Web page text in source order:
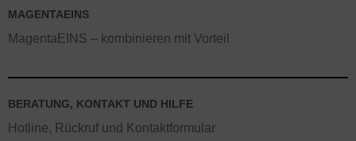
MAGENTAEINS
MagentaEINS – kombinieren mit Vorteil
BERATUNG, KONTAKT UND HILFE
Hotline, Rückruf und Kontaktformular